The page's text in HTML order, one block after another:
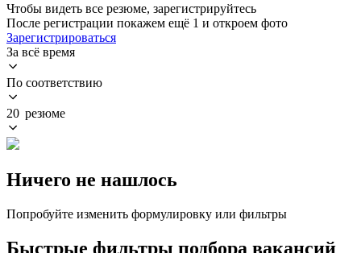
Чтобы видеть все резюме, зарегистрируйтесь
После регистрации покажем ещё 1 и откроем фото
Зарегистрироваться
За всё время
По соответствию
20 резюме
Ничего не нашлось
Попробуйте изменить формулировку или фильтры
Быстрые фильтры подбора вакансий